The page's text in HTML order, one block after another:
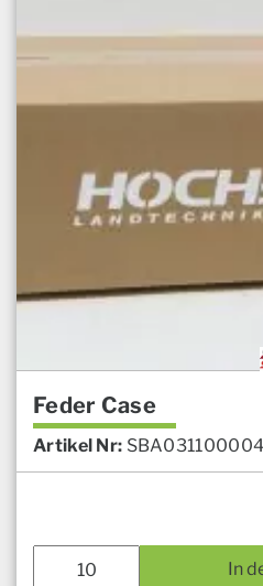
Feder Case
Artikel Nr: SBA031100004
In